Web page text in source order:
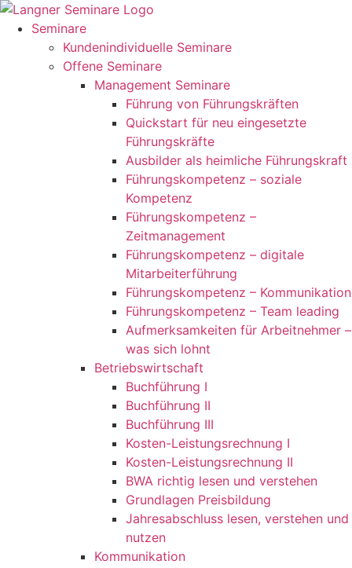
Zum
Inhalt
springen
Seminare
Kundenindividuelle Seminare
Offene Seminare
Management Seminare
Führung von Führungskräften
Quickstart für neu eingesetzte
Führungskräfte
Ausbilder als heimliche Führungskraft
Führungskompetenz – soziale
Kompetenz
Führungskompetenz –
Zeitmanagement
Führungskompetenz – digitale
Mitarbeiterführung
Führungskompetenz – Kommunikation
Führungskompetenz – Team leading
Aufmerksamkeiten für Arbeitnehmer –
was sich lohnt
Betriebswirtschaft
Buchführung I
Buchführung II
Buchführung III
Kosten-Leistungsrechnung I
Kosten-Leistungsrechnung II
BWA richtig lesen und verstehen
Grundlagen Preisbildung
Jahresabschluss lesen, verstehen und
nutzen
Kommunikation